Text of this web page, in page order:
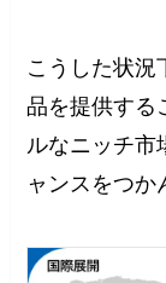
こうした状況
品を提供する
ルなニッチ市
ャンスをつか